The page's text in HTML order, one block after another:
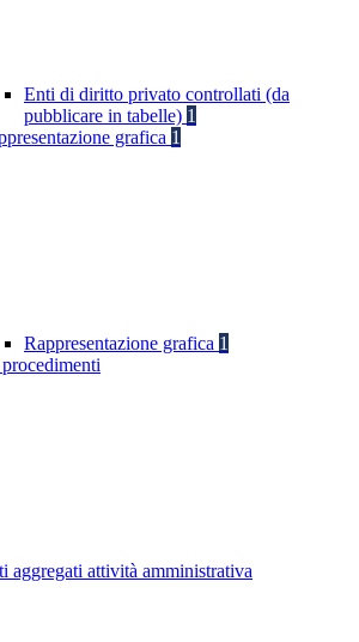
Enti di diritto privato controllati (da
pubblicare in tabelle) 1
grafica 1
Rappresentazione grafica 1
aggregati attività amministrativa